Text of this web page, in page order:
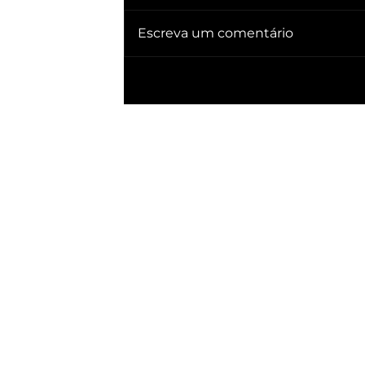
já ganhou PRESIDÊNCIA no BRASIL
Escreva um comentário